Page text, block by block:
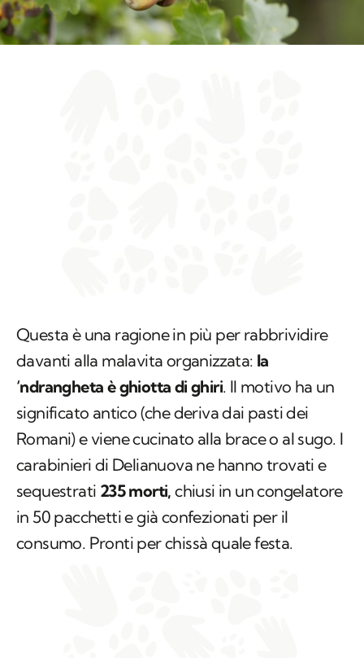
Questa è una ragione in più per rabbrividire
davanti alla malavita organizzata: la
‘ndrangheta è ghiotta di ghiri. Il motivo ha un
significato antico (che deriva dai pasti dei
Romani) e viene cucinato alla brace o al sugo. I
carabinieri di Delianuova ne hanno trovati e
sequestrati 235 morti, chiusi in un congelatore
in 50 pacchetti e già confezionati per il
consumo. Pronti per chissà quale festa.